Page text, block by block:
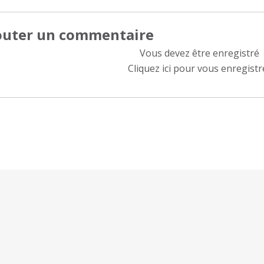
un commentaire
Vous devez être enregistré
Cliquez ici pour vous